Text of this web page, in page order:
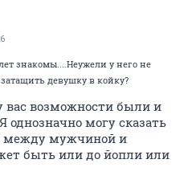
знакомы....Неужели у него не
девушку в койку?
вас возможности были и
однозначно могу сказать
между мужчиной и
быть или до йопли или